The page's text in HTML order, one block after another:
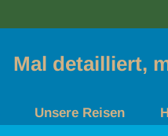
Mal detailliert,
Unsere Reisen